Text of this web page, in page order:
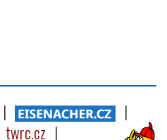
|
|
twrc.cz |